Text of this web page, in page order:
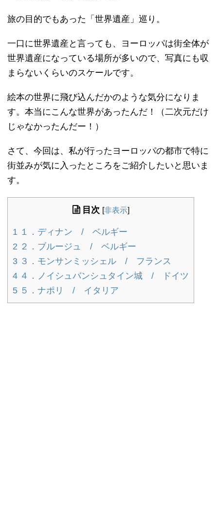
旅の目的でもあった「世界遺産」巡り。
一口に世界遺産と言っても、ヨーロッパは街全体が
世界遺産になっている場所が多いので、写真にも収
まらないくらいのスケールです。
絵本の世界に飛び込んだかのような気分になりま
す。本当にこんな世界があったんだ！（二次元だけ
じゃなかったんだー！）
さて、今回は、私が行ったヨーロッパの都市で特に
街並みが気に入ったところをご紹介したいと思いま
す。
目次 [非表示]
1 １．ディナン / ベルギー
2 ２．ブルージュ / ベルギー
3 ３．モンサンミッシェル / フランス
4 ４．ノイシュバンシュタイン城 / ドイツ
5 ５．ナポリ / イタリア